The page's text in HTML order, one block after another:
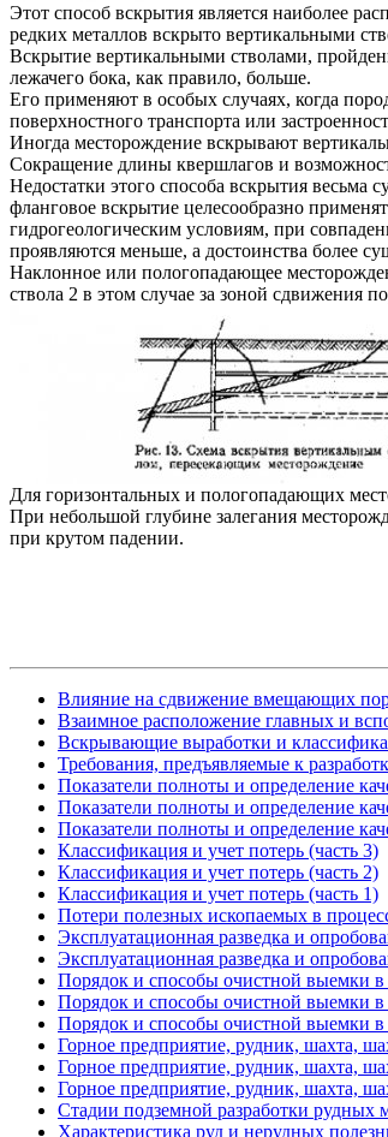
Этот способ вскрытия является наиболее
редких металлов вскрыто вертикальными
Вскрытие вертикальными стволами,
лежачего бока, как правило, больше.
Его применяют в особых случаях, когда
поверхностного транспорта или
Иногда месторождение вскрывают
Сокращение длины квершлагов и
Недостатки этого способа вскрытия весьма
фланговое вскрытие целесообразно
гидрогеологическим условиям, при
проявляются меньше, а достоинства более
Наклонное или пологопадающее
ствола 2 в этом случае за зоной сдвижения
Для горизонтальных и пологопадающих
При небольшой глубине залегания
при крутом падении.
Влияние на сдвижение вмещающих
Взаимное расположение главных и
Вскрывающие выработки и
Требования, предъявляемые к
Показатели полноты и определение
Показатели полноты и определение
Показатели полноты и определение
Классификация и учет потерь (часть 3)
Классификация и учет потерь (часть 2)
Классификация и учет потерь (часть 1)
Потери полезных ископаемых в
Эксплуатационная разведка и
Эксплуатационная разведка и
Порядок и способы очистной выемки в
Порядок и способы очистной выемки в
Порядок и способы очистной выемки в
Горное предприятие, рудник, шахта,
Горное предприятие, рудник, шахта,
Горное предприятие, рудник, шахта,
Стадии подземной разработки рудных
Характеристика руд и нерудных